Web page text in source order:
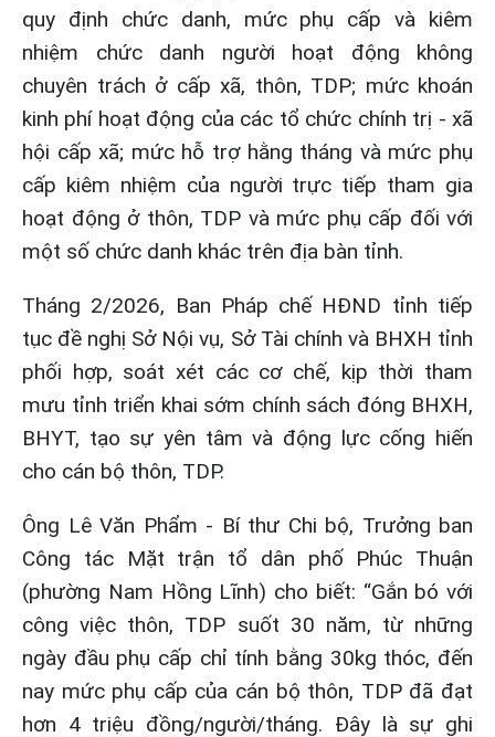
quy định chức danh, mức phụ cấp và kiêm
nhiệm chức danh người hoạt động không
chuyên trách ở cấp xã, thôn, TDP; mức khoán
kinh phí hoạt động của các tổ chức chính trị - xã
hội cấp xã; mức hỗ trợ hằng tháng và mức phụ
cấp kiêm nhiệm của người trực tiếp tham gia
hoạt động ở thôn, TDP và mức phụ cấp đối với
một số chức danh khác trên địa bàn tỉnh.
Tháng 2/2026, Ban Pháp chế HĐND tỉnh tiếp
tục đề nghị Sở Nội vụ, Sở Tài chính và BHXH tỉnh
phối hợp, soát xét các cơ chế, kịp thời tham
mưu tỉnh triển khai sớm chính sách đóng BHXH,
BHYT, tạo sự yên tâm và động lực cống hiến
cho cán bộ thôn, TDP.
Ông Lê Văn Phẩm - Bí thư Chi bộ, Trưởng ban
Công tác Mặt trận tổ dân phố Phúc Thuận
(phường Nam Hồng Lĩnh) cho biết: “Gắn bó với
công việc thôn, TDP suốt 30 năm, từ những
ngày đầu phụ cấp chỉ tính bằng 30kg thóc, đến
nay mức phụ cấp của cán bộ thôn, TDP đã đạt
hơn 4 triệu đồng/người/tháng. Đây là sự ghi